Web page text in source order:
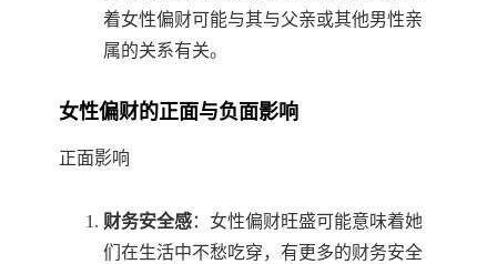
着女性偏财可能与其与父亲或其他男性亲
属的关系有关。
女性偏财的正面与负面影响
正面影响
财务安全感：女性偏财旺盛可能意味着她
们在生活中不愁吃穿，有更多的财务安全